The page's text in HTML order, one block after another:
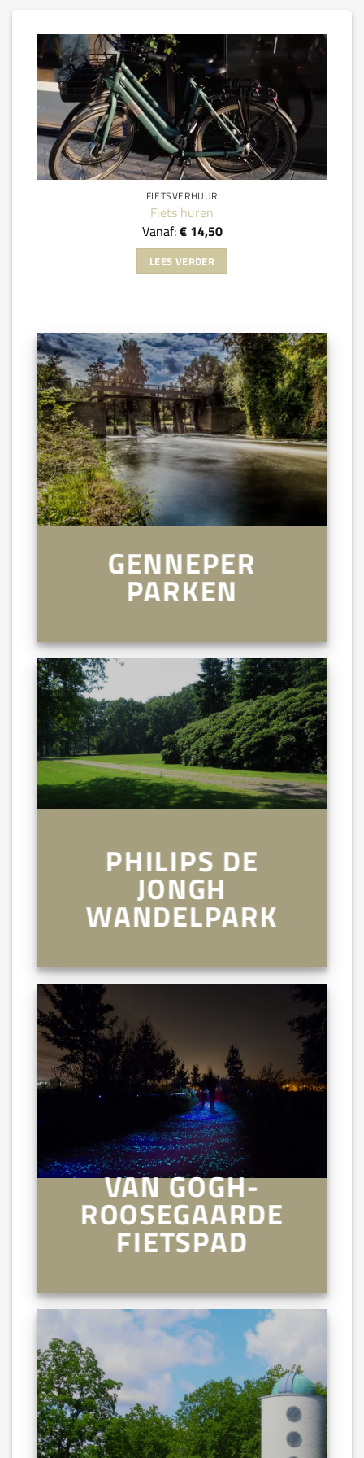
FIETSVERHUUR
Fiets huren
Vanaf:€14,50
LEES VERDER
GENNEPER
PARKEN
PHILIPS DE
JONGH
WANDELPARK
VAN GOGH-
ROOSEGAARDE
FIETSPAD